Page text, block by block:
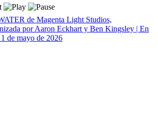
de Magenta Light Studios,
por Aaron Eckhart y Ben Kingsley | En
de mayo de 2026